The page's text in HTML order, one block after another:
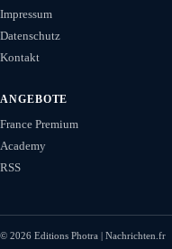
Impressum
Datenschutz
Kontakt
ANGEBOTE
France Premium
Academy
RSS
© 2026 Editions Photra | Nachrichten.fr